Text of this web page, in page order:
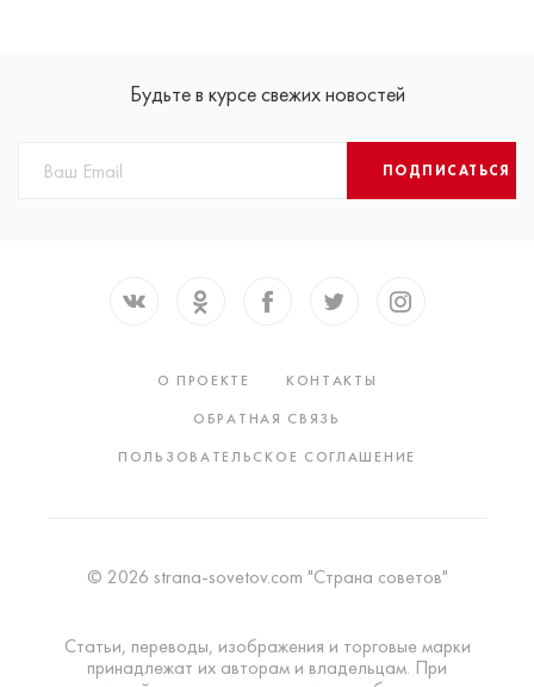
Будьте в курсе свежих новостей
ПОДПИСАТЬСЯ
О ПРОЕКТЕ
КОНТАКТЫ
ОБРАТНАЯ СВЯЗЬ
ПОЛЬЗОВАТЕЛЬСКОЕ СОГЛАШЕНИЕ
© 2026 strana-sovetov.com "Страна советов"
Статьи, переводы, изображения и торговые марки
принадлежат их авторам и владельцам. При